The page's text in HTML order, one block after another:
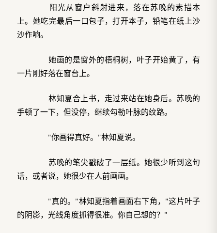
阳光从窗户斜射进来，落在苏晚的素描本
上。她吃完最后一口包子，打开本子，铅笔在纸上沙
沙作响。
她画的是窗外的梧桐树，叶子开始黄了，有
一片刚好落在窗台上。
林知夏合上书，走过来站在她身后。苏晚的
手顿了一下，但没停，继续勾勒叶脉的纹路。
"你画得真好。"林知夏说。
苏晚的笔尖戳破了一层纸。她很少听到这句
话，或者说，她很少在人前画画。
"真的。"林知夏指着画面右下角，"这片叶子
的阴影，光线角度抓得很准。你自己想的？"